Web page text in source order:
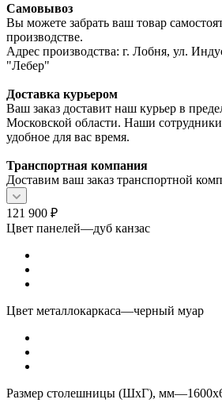
Самовывоз
Вы можете забрать ваш товар
производстве.
Адрес производства: г. Лобня, ул.
"Лебер"
Доставка курьером
Ваш заказ доставит наш курьер в
Московской области. Наши сотрудники
удобное для вас время.
Транспортная компания
Доставим ваш заказ транспортной
121 900 ₽
Цвет панелей—дуб канзас
Цвет металлокаркаса—черный муар
Размер столешницы (ШхГ), мм—